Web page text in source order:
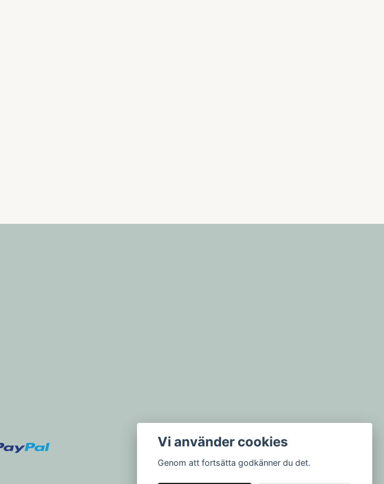
Vi använder cookies
Genom att fortsätta godkänner du det.